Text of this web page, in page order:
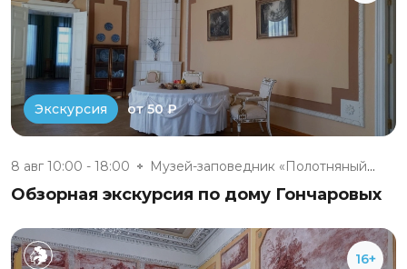
Экскурсия от 50 ₽
8 авг 10:00 - 18:00 Музей-заповедник «Полотняный З...
Обзорная экскурсия по дому Гончаровых
16+